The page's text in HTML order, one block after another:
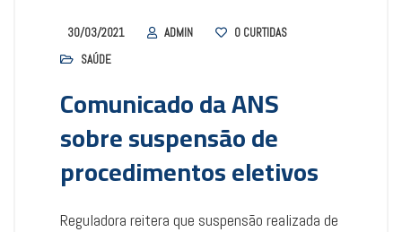
30/03/2021 ADMIN 0 CURTIDAS
SAÚDE
Comunicado da ANS
sobre suspensão de
procedimentos eletivos
Reguladora reitera que suspensão realizada de